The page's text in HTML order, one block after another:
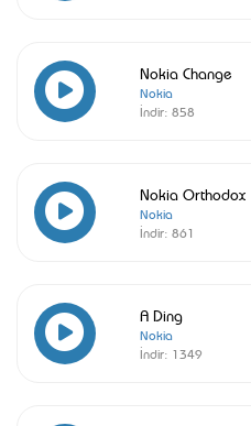
Nokia Change
Nokia
İndir: 858
Nokia Orthodox
Nokia
İndir: 861
A Ding
Nokia
İndir: 1349